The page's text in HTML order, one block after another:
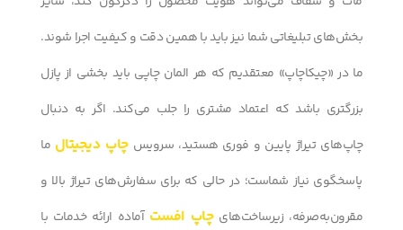
بخش‌های تبلیغاتی شما نیز باید با همین دقت و کیفیت اجرا شوند.
ما در «چیکاچاپ» معتقدیم که هر المان چاپی باید بخشی از پازل
بزرگتری باشد که اعتماد مشتری را جلب می‌کند. اگر به دنبال
چاپ‌های تیراژ پایین و فوری هستید، سرویسچاپ دیجیتال ما
پاسخگوی نیاز شماست؛ در حالی که برای سفارش‌های تیراژ بالا و
مقرون‌به‌صرفه، زیرساخت‌هایچاپ افست آماده ارائه خدمات با